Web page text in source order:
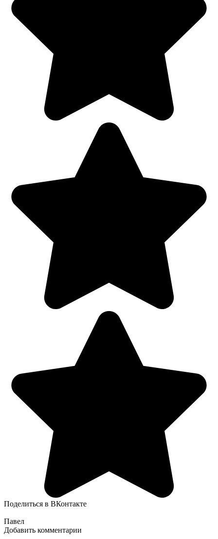
Поделиться в ВКонтакте
Павел
Добавить комментарии